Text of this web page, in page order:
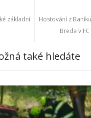
základní
Hostování z
Breda v
také hledáte